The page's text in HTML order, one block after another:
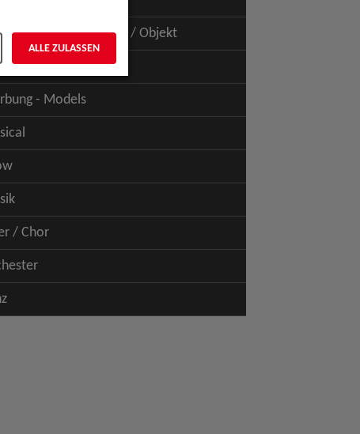
- Figur / Puppe / Objekt
- Talents
- Models
/ Chor
ALLE ZULASSEN